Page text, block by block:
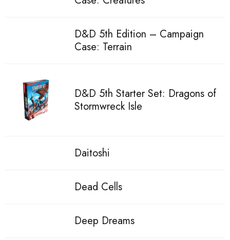
D&D 5th Edition – Campaign
Case: Terrain
D&D 5th Starter Set: Dragons of
Stormwreck Isle
Daitoshi
Dead Cells
Deep Dreams